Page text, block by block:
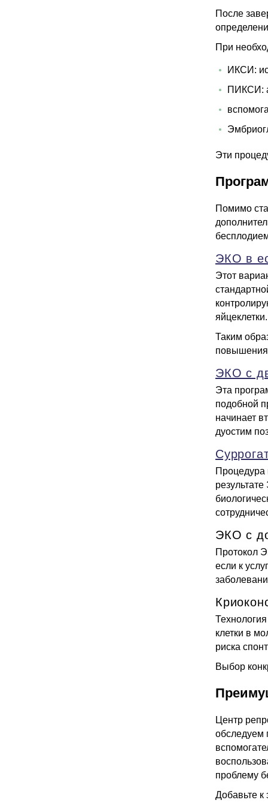
После
При
ИКСИ:
ПИКСИ:
Эти
Помимо
ЭКО в
Этот
яйцеклетки.
Таким
повышения
ЭКО с
Эта
подобной
начинает
дуостим
Процедура
ЭКО с
Протокол
если к
клетки в
риска
Выбор
Центр
обследуем
проблему
Добавьте к